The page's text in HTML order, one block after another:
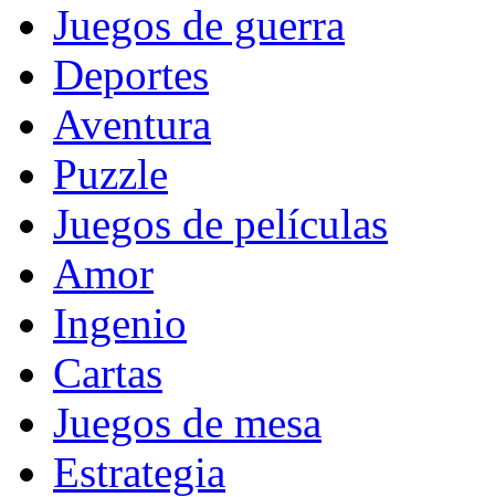
Juegos de guerra
Deportes
Aventura
Puzzle
Juegos de películas
Amor
Ingenio
Cartas
Juegos de mesa
Estrategia